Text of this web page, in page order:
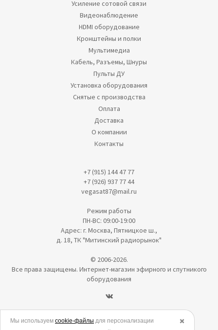
Усиление сотовой связи
Видеонаблюдение
HDMI оборудование
Кронштейны и полки
Мультимедиа
Кабель, Разъемы, Шнуры
Пульты ДУ
Установка оборудования
Снятые с производства
Оплата
Доставка
О компании
Контакты
+7 (915) 144 47 77
+7 (926) 937 77 44
vegasat87@mail.ru
Режим работы
ПН-ВС: 09:00-19:00
Адрес: г. Москва, Пятницкое ш.,
д. 18, ТК "Митинский радиорынок"
© 2006-2026.
Все права защищены. Интернет-магазин эфирного и спутникого
оборудования
Политика в отношении обработки персональных данных ✖️
Мы используем cookie-файлы для персонализации